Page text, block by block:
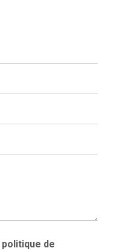
politique de